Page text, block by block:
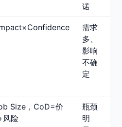
诺
需求
多、
影响
不确
定
Size，CoD=价
风险
瓶颈
明